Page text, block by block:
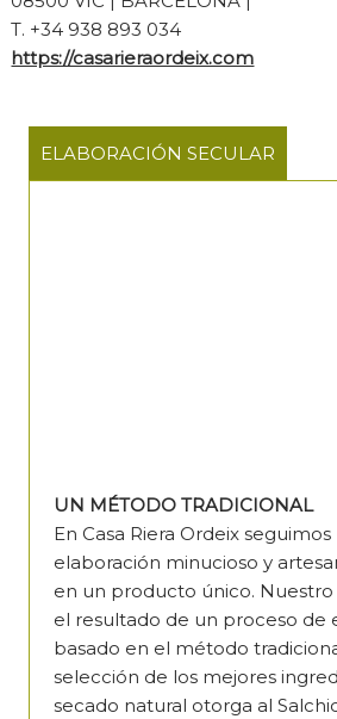
T. +34 938 893 034
https://casarieraordeix.com
ELABORACIÓN SECULAR
UN MÉTODO TRADICIONAL
En Casa Riera Ordeix
elaboración minucioso y
en un producto único. Nuestro
el resultado de un proceso de
basado en el método
selección de los mejores
secado natural otorga al